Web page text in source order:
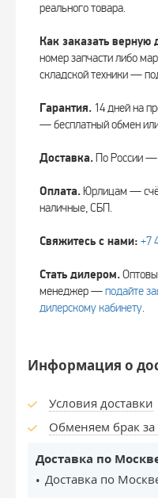
реального товара.
Как заказать верную
номер запчасти либо
складской техники —
Гарантия. 14 дней на
— бесплатный обмен
Доставка.По России
Оплата. Юрлицам —
наличные, СБП.
Свяжитесь с нами: +7
Стать дилером.
менеджер —подайте
дилерскому кабинету.
Информация о
Условия доставки
Обменяем брак за
Доставка по
Доставка по